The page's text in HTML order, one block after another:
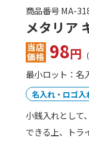
商品番号 KILA-
オリジナ
価格は
最小ロット：50
名入れ・ロゴ入
綿100%素材で
い。インクがし